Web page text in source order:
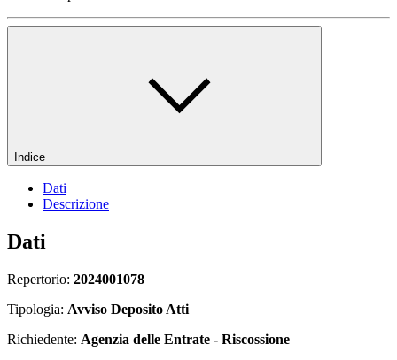
Indice
Dati
Descrizione
Dati
Repertorio: 2024001078
Tipologia: Avviso Deposito Atti
Richiedente: Agenzia delle Entrate - Riscossione